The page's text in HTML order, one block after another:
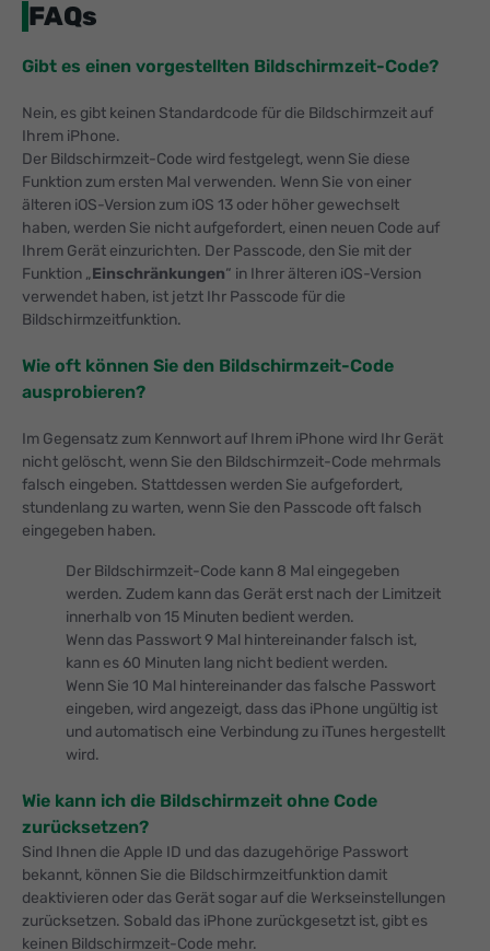
FAQs
Gibt es einen vorgestellten Bildschirmzeit-Code?
Nein, es gibt keinen Standardcode für die Bildschirmzeit auf
Ihrem iPhone.
Der Bildschirmzeit-Code wird festgelegt, wenn Sie diese
Funktion zum ersten Mal verwenden. Wenn Sie von einer
älteren iOS-Version zum iOS 13 oder höher gewechselt
haben, werden Sie nicht aufgefordert, einen neuen Code auf
Ihrem Gerät einzurichten. Der Passcode, den Sie mit der
Funktion „Einschränkungen“ in Ihrer älteren iOS-Version
verwendet haben, ist jetzt Ihr Passcode für die
Bildschirmzeitfunktion.
Wie oft können Sie den Bildschirmzeit-Code
ausprobieren?
Im Gegensatz zum Kennwort auf Ihrem iPhone wird Ihr Gerät
nicht gelöscht, wenn Sie den Bildschirmzeit-Code mehrmals
falsch eingeben. Stattdessen werden Sie aufgefordert,
stundenlang zu warten, wenn Sie den Passcode oft falsch
eingegeben haben.
Der Bildschirmzeit-Code kann 8 Mal eingegeben
werden. Zudem kann das Gerät erst nach der Limitzeit
innerhalb von 15 Minuten bedient werden.
Wenn das Passwort 9 Mal hintereinander falsch ist,
kann es 60 Minuten lang nicht bedient werden.
Wenn Sie 10 Mal hintereinander das falsche Passwort
eingeben, wird angezeigt, dass das iPhone ungültig ist
und automatisch eine Verbindung zu iTunes hergestellt
wird.
Wie kann ich die Bildschirmzeit ohne Code
zurücksetzen?
Sind Ihnen die Apple ID und das dazugehörige Passwort
bekannt, können Sie die Bildschirmzeitfunktion damit
deaktivieren oder das Gerät sogar auf die Werkseinstellungen
zurücksetzen. Sobald das iPhone zurückgesetzt ist, gibt es
keinen Bildschirmzeit-Code mehr.